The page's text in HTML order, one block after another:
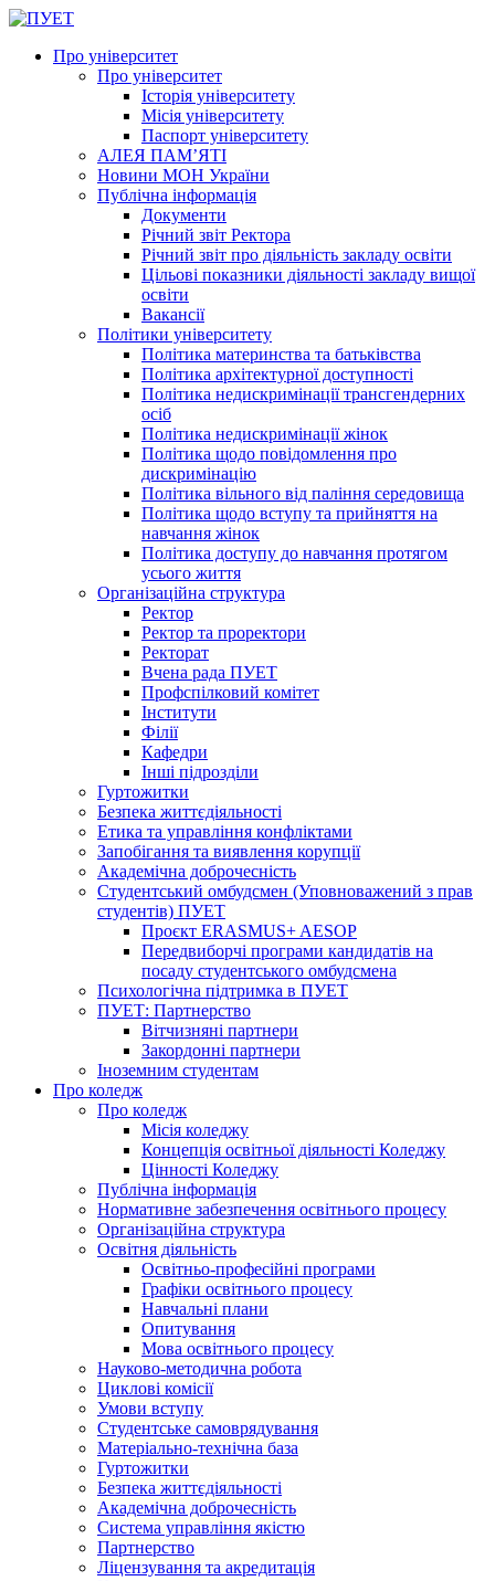
Про університет
Про університет
Історія університету
Місія університету
Паспорт університету
АЛЕЯ ПАМ’ЯТІ
Новини МОН України
Публічна інформація
Документи
Річний звіт Ректора
Річний звіт про діяльність закладу освіти
Цільові показники діяльності закладу вищої
освіти
Вакансії
Політики університету
Політика материнства та батьківства
Політика архітектурної доступності
Політика недискримінації трансгендерних
осіб
Політика недискримінації жінок
Політика щодо повідомлення про
дискримінацію
Політика вільного від паління середовища
Політика щодо вступу та прийняття на
навчання жінок
Політика доступу до навчання протягом
усього життя
Організаційна структура
Ректор
Ректор та проректори
Ректорат
Вчена рада ПУЕТ
Профспілковий комітет
Інститути
Філії
Кафедри
Інші підрозділи
Гуртожитки
Безпека життєдіяльності
Етика та управління конфліктами
Запобігання та виявлення корупції
Академічна доброчесність
Студентський омбудсмен (Уповноважений з прав
студентів) ПУЕТ
Проєкт ERASMUS+ AESOP
Передвиборчі програми кандидатів на
посаду студентського омбудсмена
Психологічна підтримка в ПУЕТ
ПУЕТ: Партнерство
Вітчизняні партнери
Закордонні партнери
Іноземним студентам
Про коледж
Про коледж
Місія коледжу
Концепція освітньої діяльності Коледжу
Цінності Коледжу
Публічна інформація
Нормативне забезпечення освітнього процесу
Організаційна структура
Освітня діяльність
Освітньо-професійні програми
Графіки освітнього процесу
Навчальні плани
Опитування
Мова освітнього процесу
Науково-методична робота
Циклові комісії
Умови вступу
Студентське самоврядування
Матеріально-технічна база
Гуртожитки
Безпека життєдіяльності
Академічна доброчесність
Система управління якістю
Партнерство
Ліцензування та акредитація